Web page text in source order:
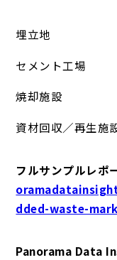
埋立地
セメント工場
焼却施設
資材回収／再生施
フルサンプルレポ
dded-waste-
Panorama Data